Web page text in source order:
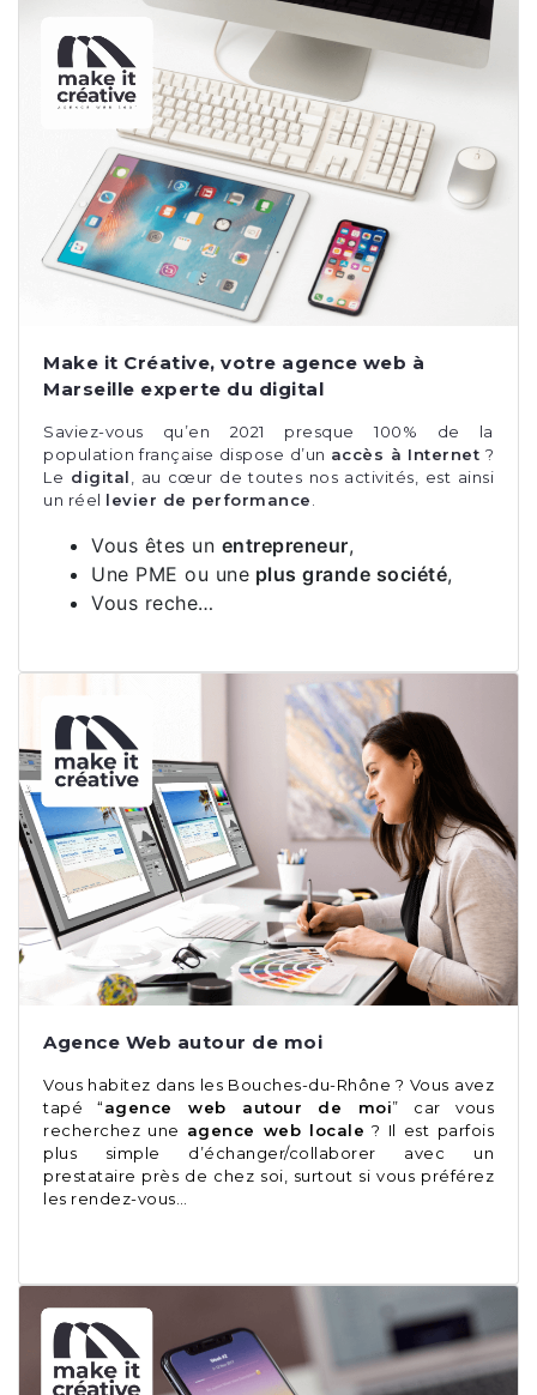
Make it Créative, votre agence web à
Marseille experte du digital
Saviez-vous qu’en 2021 presque 100% de la
population française dispose d’un accès à Internet ?
Le digital, au cœur de toutes nos activités, est ainsi
un réel levier de performance.
Vous êtes un entrepreneur,
Une PME ou une plus grande société,
Vous reche…
Agence Web autour de moi
Vous habitez dans les Bouches-du-Rhône ? Vous avez
tapé “agence web autour de moi” car vous
recherchez une agence web locale ? Il est parfois
plus simple d’échanger/collaborer avec un
prestataire près de chez soi, surtout si vous préférez
les rendez-vous…